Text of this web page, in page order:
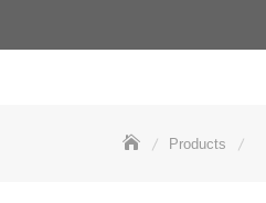
Products